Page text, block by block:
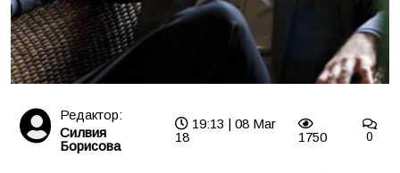
Редактор:
Силвия
Борисова
19:13 | 08 Mar
18
1750 0